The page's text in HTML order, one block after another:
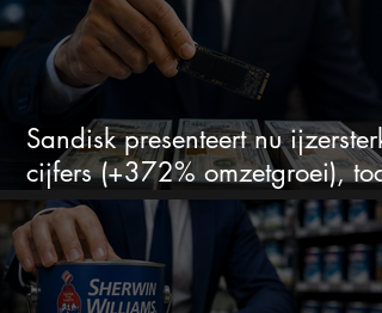
Sandisk presenteert nu
cijfers (+372% omzetgroei), toch
zakt het aandeel weg